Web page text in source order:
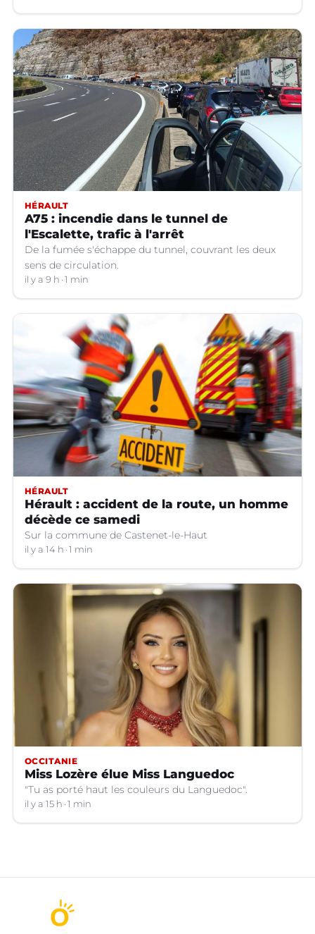
HÉRAULT
A75 : incendie dans le tunnel de
l'Escalette, trafic à l'arrêt
De la fumée s'échappe du tunnel, couvrant les deux
sens de circulation.
il y a 9 h 1 min
HÉRAULT
Hérault : accident de la route, un homme
décède ce samedi
Sur la commune de Castenet-le-Haut
il y a 14 h 1 min
OCCITANIE
Miss Lozère élue Miss Languedoc
"Tu as porté haut les couleurs du Languedoc".
il y a 15 h 1 min